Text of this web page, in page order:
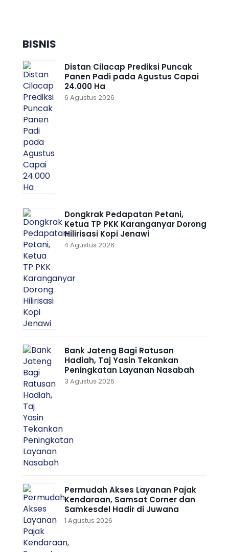
BISNIS
Distan Cilacap Prediksi Puncak
Panen Padi pada Agustus Capai
24.000 Ha
6 Agustus 2026
Dongkrak Pedapatan Petani,
Ketua TP PKK Karanganyar Dorong
Hilirisasi Kopi Jenawi
4 Agustus 2026
Bank Jateng Bagi Ratusan
Hadiah, Taj Yasin Tekankan
Peningkatan Layanan Nasabah
3 Agustus 2026
Permudah Akses Layanan Pajak
Kendaraan, Samsat Corner dan
Samkesdel Hadir di Juwana
1 Agustus 2026